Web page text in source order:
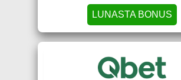
LUNASTA BONUS